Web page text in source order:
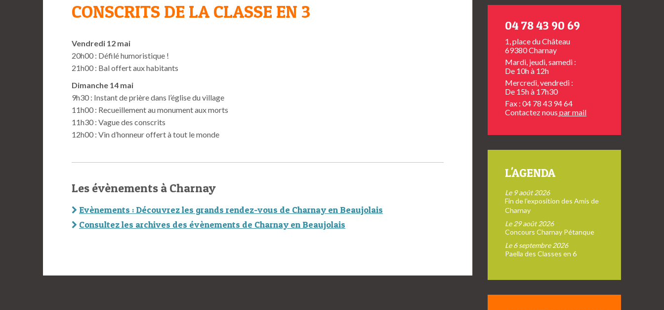
CONSCRITS DE LA CLASSE EN 3
Vendredi 12 mai
20h00 : Défilé humoristique !
21h00 : Bal offert aux habitants
Dimanche 14 mai
9h30 : Instant de prière dans l’église du village
11h00 : Recueillement au monument aux morts
11h30 : Vague des conscrits
12h00 : Vin d’honneur offert à tout le monde
Les évènements à Charnay
Evènements : Découvrez les grands rendez-vous de Charnay en Beaujolais
Consultez les archives des évènements de Charnay en Beaujolais
04 78 43 90 69
1, place du Château
69380 Charnay
Mardi, jeudi, samedi :
De 10h à 12h
Mercredi, vendredi :
De 15h à 17h30
Fax : 04 78 43 94 64
Contactez nous par mail
L'AGENDA
Le 9 août 2026
Fin de l’exposition des Amis de
Charnay
Le 29 août 2026
Concours Charnay Pétanque
Le 6 septembre 2026
Paella des Classes en 6